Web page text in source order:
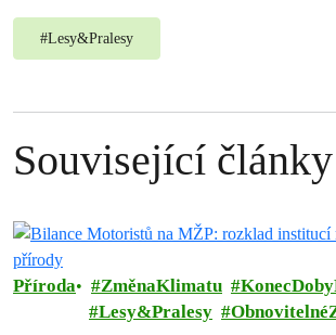
#Lesy&Pralesy
Související články
Příroda ZměnaKlimatu
Lesy&Pralesy